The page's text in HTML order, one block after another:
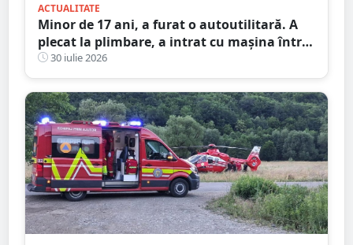
ACTUALITATE
Minor de 17 ani, a furat o autoutilitară. A
plecat la plimbare, a intrat cu mașina într-o
anexă și apoi a abandonat-o
30 iulie 2026